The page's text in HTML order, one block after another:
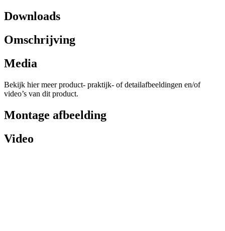
Downloads
Omschrijving
Media
Bekijk hier meer product- praktijk- of detailafbeeldingen en/of
video’s van dit product.
Montage afbeelding
Video